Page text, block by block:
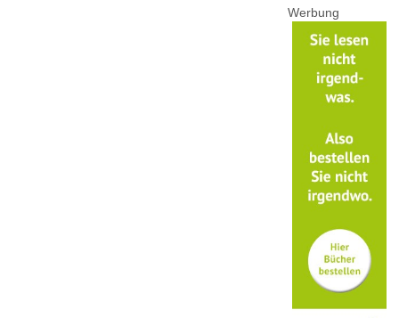
Werbung